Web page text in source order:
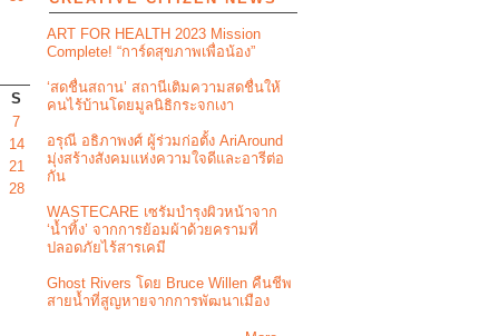
S
7
14
21
28
ART FOR HEALTH 2023 Mission
Complete! “การ์ดสุขภาพเพื่อน้อง”
‘สดชื่นสถาน’ สถานีเติมความสดชื่นให้
คนไร้บ้านโดยมูลนิธิกระจกเงา
อรุณี อธิภาพงศ์ ผู้ร่วมก่อตั้ง AriAround
มุ่งสร้างสังคมแห่งความใจดีและอารีต่อ
กัน
WASTECARE เซรัมบำรุงผิวหน้าจาก
‘น้ำทิ้ง’ จากการย้อมผ้าด้วยครามที่
ปลอดภัยไร้สารเคมี
Ghost Rivers โดย Bruce Willen คืนชีพ
สายน้ำที่สูญหายจากการพัฒนาเมือง